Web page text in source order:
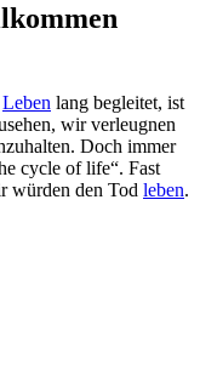
Leben lang begleitet, ist
wir verleugnen
Doch immer
cycle of life“. Fast
würden den Tod leben.